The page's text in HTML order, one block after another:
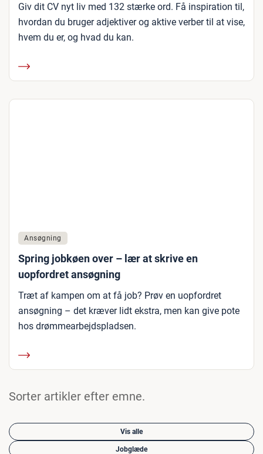
Giv dit CV nyt liv med 132 stærke ord. Få inspiration til,
hvordan du bruger adjektiver og aktive verber til at vise,
hvem du er, og hvad du kan.
Ansøgning
Spring jobkøen over – lær at skrive en
uopfordret ansøgning
Træt af kampen om at få job? Prøv en uopfordret
ansøgning – det kræver lidt ekstra, men kan give pote
hos drømmearbejdspladsen.
Sorter artikler efter emne.
Vis alle
Jobglæde